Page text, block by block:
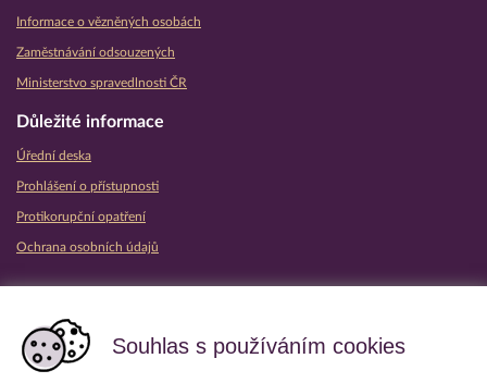
Souhlas s používáním cookies
Informace o vězněných osobách
Zaměstnávání odsouzených
Ministerstvo spravedlnosti ČR
Důležité informace
Úřední deska
Prohlášení o přístupnosti
Protikorupční opatření
Ochrana osobních údajů